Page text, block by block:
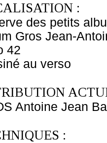
:
des petits
Gros Jean-
42
au verso
Antoine Jean
: